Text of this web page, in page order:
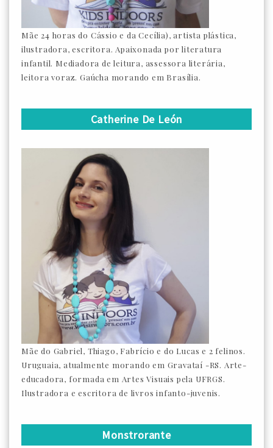
Mãe 24 horas do Cássio e da Cecília), artista plástica,
ilustradora, escritora. Apaixonada por literatura
infantil. Mediadora de leitura, assessora literária,
leitora voraz. Gaúcha morando em Brasília.
Catherine De León
Mãe do Gabriel, Thiago, Fabrício e do Lucas e 2 felinos.
Uruguaia, atualmente morando em Gravataí -RS. Arte-
educadora, formada em Artes Visuais pela UFRGS.
Ilustradora e escritora de livros infanto-juvenis.
Monstrorante